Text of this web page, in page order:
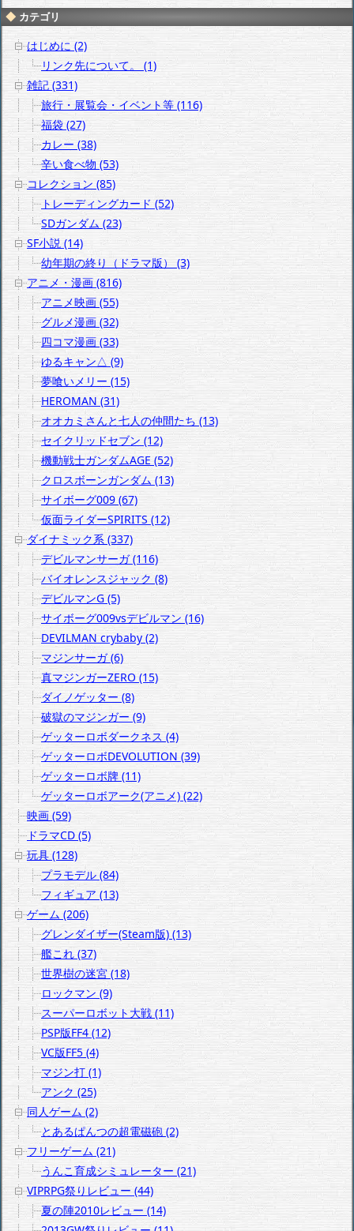
カテゴリ
はじめに (2)
リンク先について。 (1)
雑記 (331)
旅行・展覧会・イベント等 (116)
福袋 (27)
カレー (38)
辛い食べ物 (53)
コレクション (85)
トレーディングカード (52)
SDガンダム (23)
SF小説 (14)
幼年期の終り（ドラマ版） (3)
アニメ・漫画 (816)
アニメ映画 (55)
グルメ漫画 (32)
四コマ漫画 (33)
ゆるキャン△ (9)
夢喰いメリー (15)
HEROMAN (31)
オオカミさんと七人の仲間たち (13)
セイクリッドセブン (12)
機動戦士ガンダムAGE (52)
クロスボーンガンダム (13)
サイボーグ009 (67)
仮面ライダーSPIRITS (12)
ダイナミック系 (337)
デビルマンサーガ (116)
バイオレンスジャック (8)
デビルマンG (5)
サイボーグ009vsデビルマン (16)
DEVILMAN crybaby (2)
マジンサーガ (6)
真マジンガーZERO (15)
ダイノゲッター (8)
破獄のマジンガー (9)
ゲッターロボダークネス (4)
ゲッターロボDEVOLUTION (39)
ゲッターロボ牌 (11)
ゲッターロボアーク(アニメ) (22)
映画 (59)
ドラマCD (5)
玩具 (128)
プラモデル (84)
フィギュア (13)
ゲーム (206)
グレンダイザー(Steam版) (13)
艦これ (37)
世界樹の迷宮 (18)
ロックマン (9)
スーパーロボット大戦 (11)
PSP版FF4 (12)
VC版FF5 (4)
マジン打 (1)
アンク (25)
同人ゲーム (2)
とあるぱんつの超電磁砲 (2)
フリーゲーム (21)
うんこ育成シミュレーター (21)
VIPRPG祭りレビュー (44)
夏の陣2010レビュー (14)